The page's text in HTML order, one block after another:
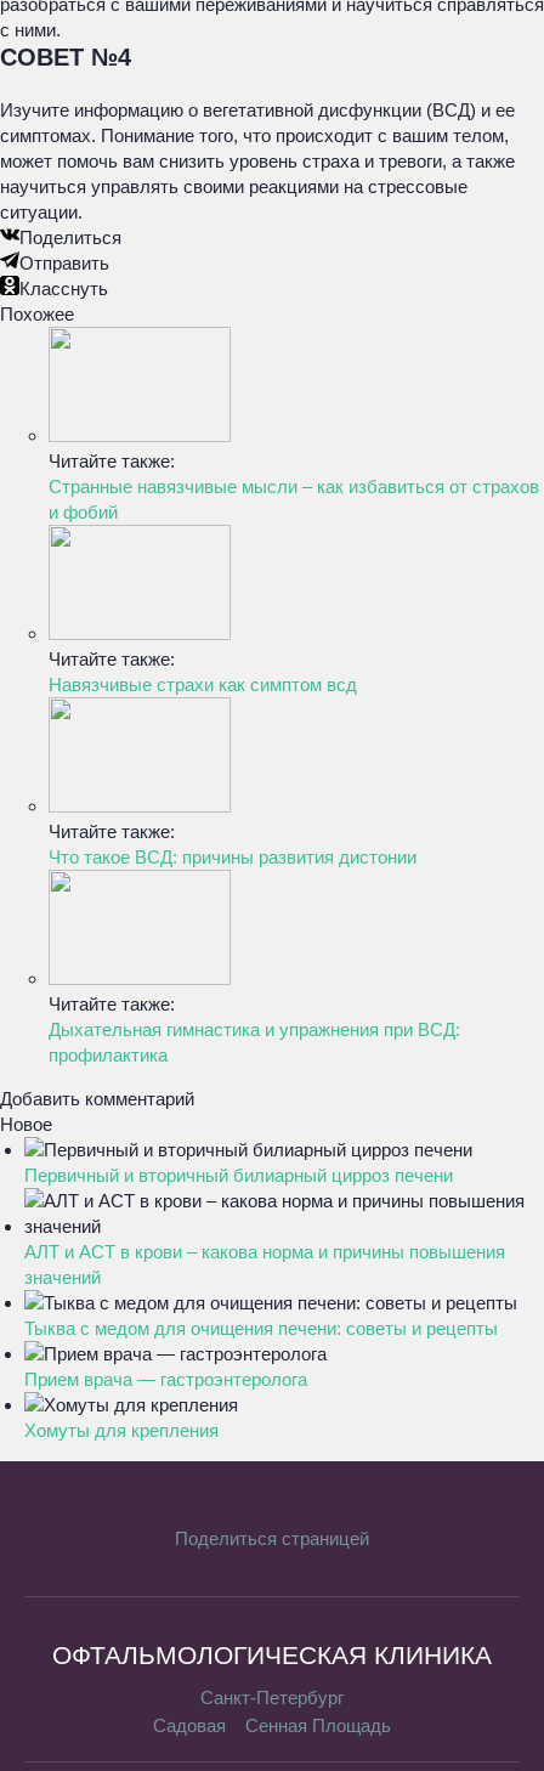
разобраться с вашими переживаниями и научиться справляться
с ними.
СОВЕТ №4
Изучите информацию о вегетативной дисфункции (ВСД) и ее
симптомах. Понимание того, что происходит с вашим телом,
может помочь вам снизить уровень страха и тревоги, а также
научиться управлять своими реакциями на стрессовые
ситуации.
Поделиться
Отправить
Класснуть
Похожее
Читайте также:
Странные навязчивые мысли – как избавиться от страхов
и фобий
Читайте также:
Навязчивые страхи как симптом всд
Читайте также:
Что такое ВСД: причины развития дистонии
Читайте также:
Дыхательная гимнастика и упражнения при ВСД:
профилактика
Добавить комментарий
Новое
Первичный и вторичный билиарный цирроз печени
АЛТ и АСТ в крови – какова норма и причины повышения
значений
Тыква с медом для очищения печени: советы и рецепты
Прием врача — гастроэнтеролога
Хомуты для крепления
Поделиться страницей
ОФТАЛЬМОЛОГИЧЕСКАЯ КЛИНИКА
Санкт-Петербург
Садовая
Сенная Площадь